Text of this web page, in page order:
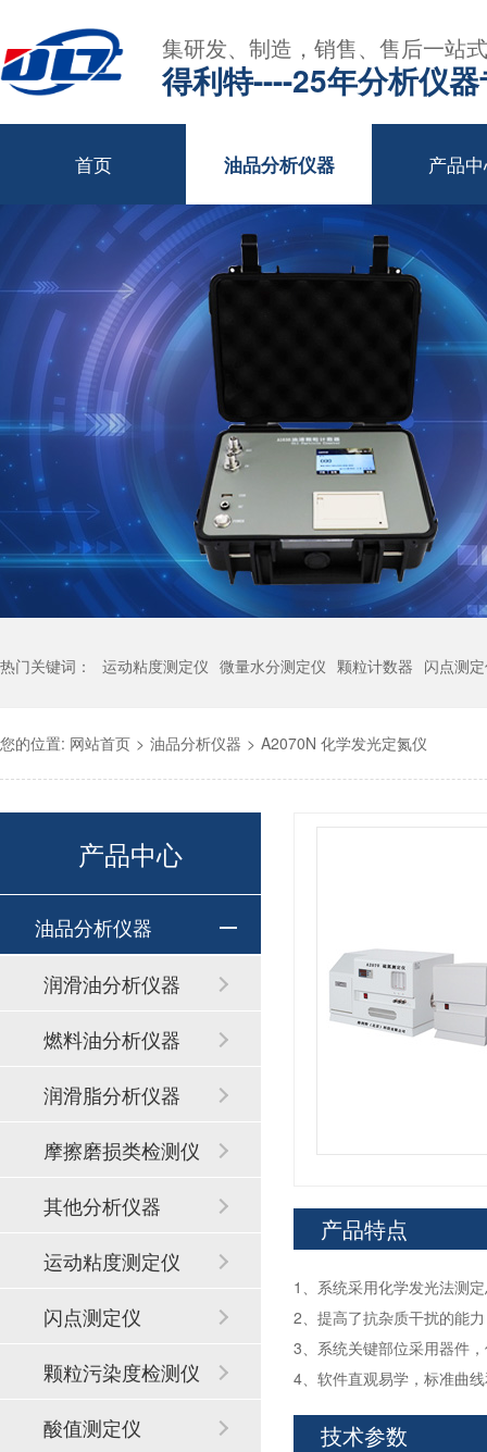
集研发、制造，销售、售后一站
得利特----25年分析仪
首页 油品分析仪器 产品
热门关键词： 运动粘度测定仪 微量水分测定仪 颗粒计数器 闪点测
您的位置: 网站首页 > 油品分析仪器 > A2070N 化学发光定氮仪
产品特点
1、系统采用化学发光法测
2、提高了抗杂质干扰的能
3、系统关键部位采用器件
4、软件直观易学，标准曲
技术参数
产品中心
油品分析仪器
润滑油分析仪器
燃料油分析仪器
润滑脂分析仪器
摩擦磨损类检测仪
器
其他分析仪器
运动粘度测定仪
闪点测定仪
颗粒污染度检测仪
酸值测定仪